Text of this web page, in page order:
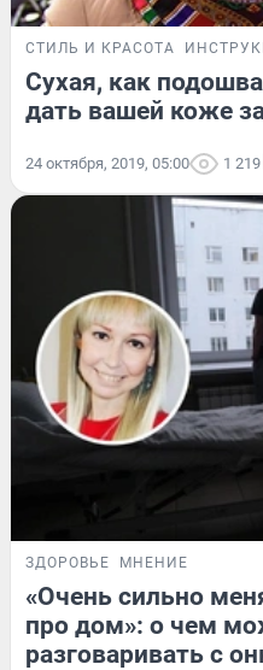
СТИЛЬ И КРАСОТА
Сухая, как
дать вашей коже
24 октября, 2019, 05:00 1 219
ЗДОРОВЬЕ МНЕНИЕ
«Очень сильно
про дом»: о чем
разговаривать с